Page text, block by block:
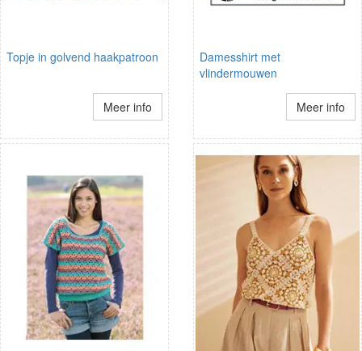
Topje in golvend haakpatroon
Meer info
Damesshirt met
vlindermouwen
Meer info